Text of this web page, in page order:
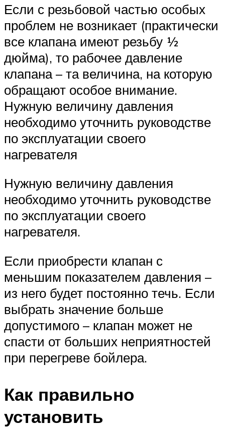
Если с резьбовой частью особых
проблем не возникает (практически
все клапана имеют резьбу ½
дюйма), то рабочее давление
клапана – та величина, на которую
обращают особое внимание.
Нужную величину давления
необходимо уточнить руководстве
по эксплуатации своего
нагревателя
Нужную величину давления
необходимо уточнить руководстве
по эксплуатации своего
нагревателя.
Если приобрести клапан с
меньшим показателем давления –
из него будет постоянно течь. Если
выбрать значение больше
допустимого – клапан может не
спасти от больших неприятностей
при перегреве бойлера.
Как правильно
установить